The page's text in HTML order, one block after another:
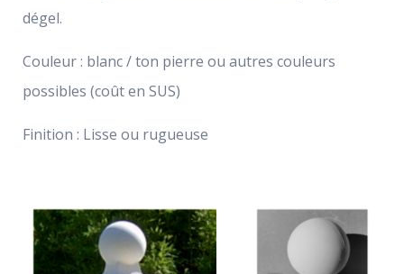
dégel.
Couleur : blanc / ton pierre ou autres couleurs
possibles (coût en SUS)
Finition : Lisse ou rugueuse